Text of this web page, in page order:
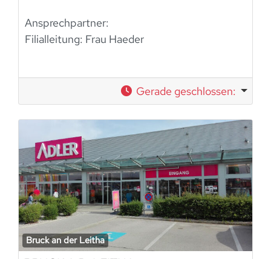
Ansprechpartner:
Filialleitung: Frau Haeder
Gerade geschlossen:
Bruck an der Leitha